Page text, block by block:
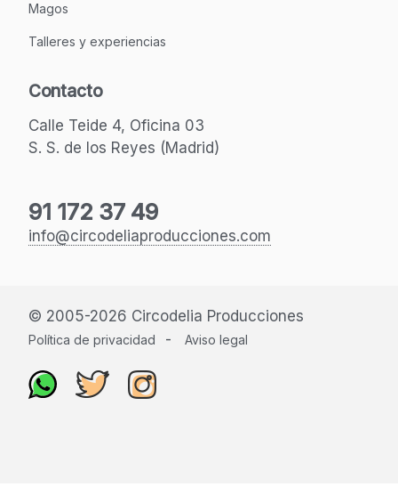
Magos
Talleres y experiencias
Contacto
Calle Teide 4, Oficina 03
S. S. de los Reyes (Madrid)
91 172 37 49
info@circodeliaproducciones.com
© 2005-2026 Circodelia Producciones
Política de privacidad - Aviso legal